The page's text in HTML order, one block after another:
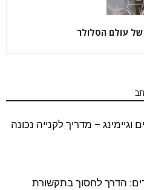
של עולם הסלולר
וגיימינג – מדריך לקנייה נכונה
הדרך לחסוך בתקשורת